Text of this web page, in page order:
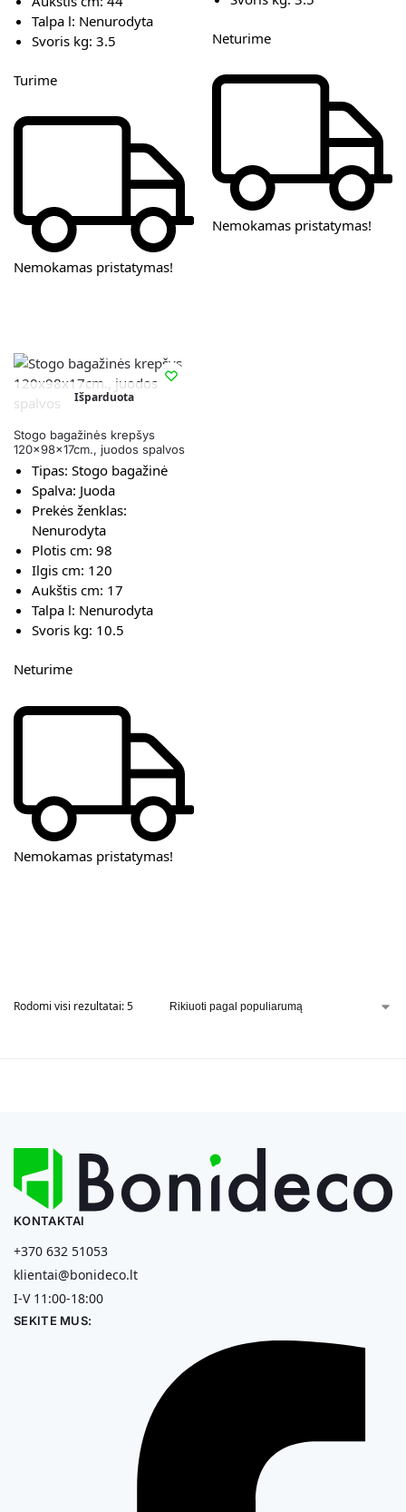
Talpa l: Nenurodyta
Svoris kg: 3.5
Turime
Nemokamas pristatymas!
Neturime
Nemokamas pristatymas!
Išparduota
Stogo bagažinės krepšys
120x98x17cm., juodos spalvos
Tipas: Stogo bagažinė
Spalva: Juoda
Prekės ženklas:
Nenurodyta
Plotis cm: 98
Ilgis cm: 120
Aukštis cm: 17
Talpa l: Nenurodyta
Svoris kg: 10.5
Neturime
Nemokamas pristatymas!
Rodomi visi rezultatai: 5
KONTAKTAI
+370 632 51053
klientai@bonideco.lt
I-V 11:00-18:00
SEKITE MUS: